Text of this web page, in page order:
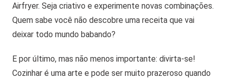
Airfryer. Seja criativo e experimente novas combinações.
Quem sabe você não descobre uma receita que vai
deixar todo mundo babando?
E por último, mas não menos importante: divirta-se!
Cozinhar é uma arte e pode ser muito prazeroso quando